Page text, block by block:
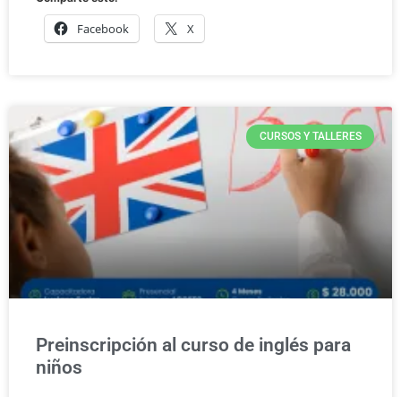
Facebook X
CURSOS Y TALLERES
Preinscripción al curso de inglés para
niños